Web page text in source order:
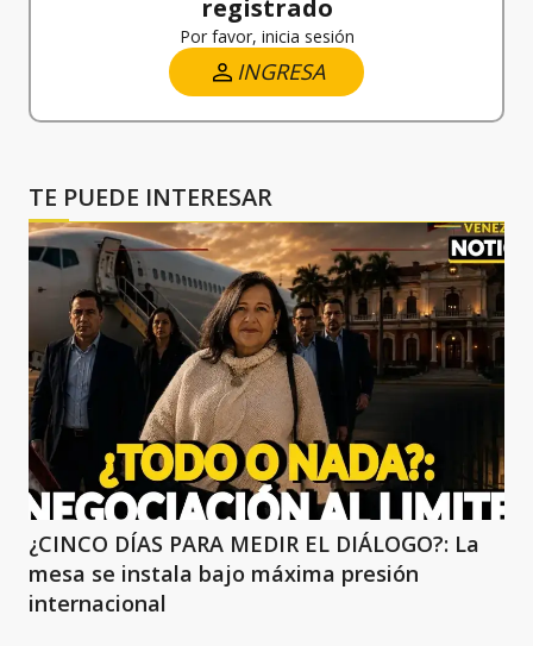
registrado
Por favor, inicia sesión
INGRESA
TE PUEDE INTERESAR
¿CINCO DÍAS PARA MEDIR EL DIÁLOGO?: La
mesa se instala bajo máxima presión
internacional